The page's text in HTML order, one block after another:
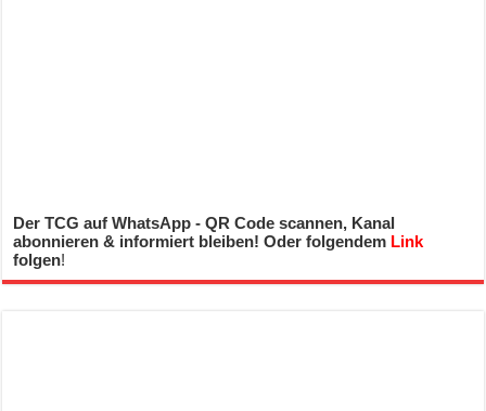
Der TCG auf WhatsApp - QR Code scannen, Kanal
abonnieren & informiert bleiben! Oder folgendem Link
folgen!